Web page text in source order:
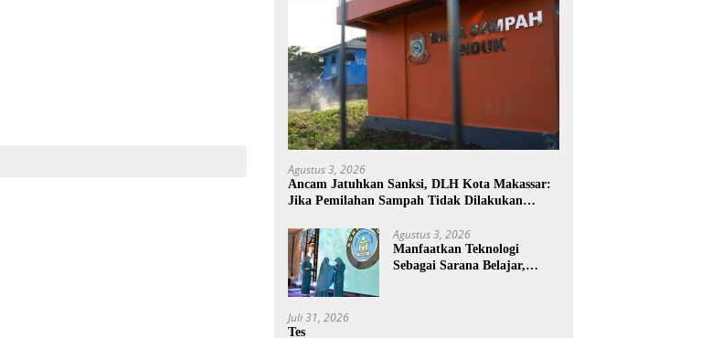
Agustus 3, 2026
Ancam Jatuhkan Sanksi, DLH Kota Makassar:
Jika Pemilahan Sampah Tidak Dilakukan
Agustus 3, 2026
Manfaatkan Teknologi
Sebagai Sarana Belajar,
Juli 31, 2026
Tes